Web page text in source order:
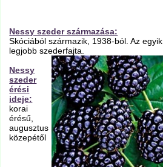
Nessy szeder származása:
Skóciából származik, 1938-ból. Az egyik
legjobb szederfajta.
Nessy
szeder
érési
ideje:
korai
érésű,
augusztus
közepétől